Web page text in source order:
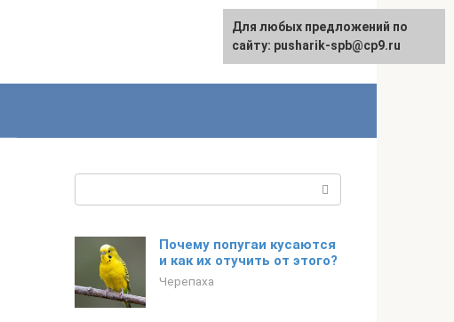
Почему попугаи кусаются
и как их отучить от этого?
Черепаха
Для любых предложений по
сайту: pusharik-spb@cp9.ru